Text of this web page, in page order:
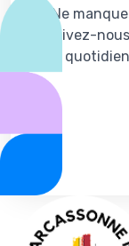
Ne
Suivez-
au